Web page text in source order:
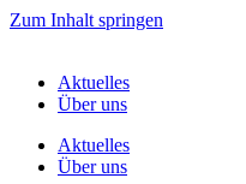
Zum Inhalt springen
Aktuelles
Über uns
Aktuelles
Über uns